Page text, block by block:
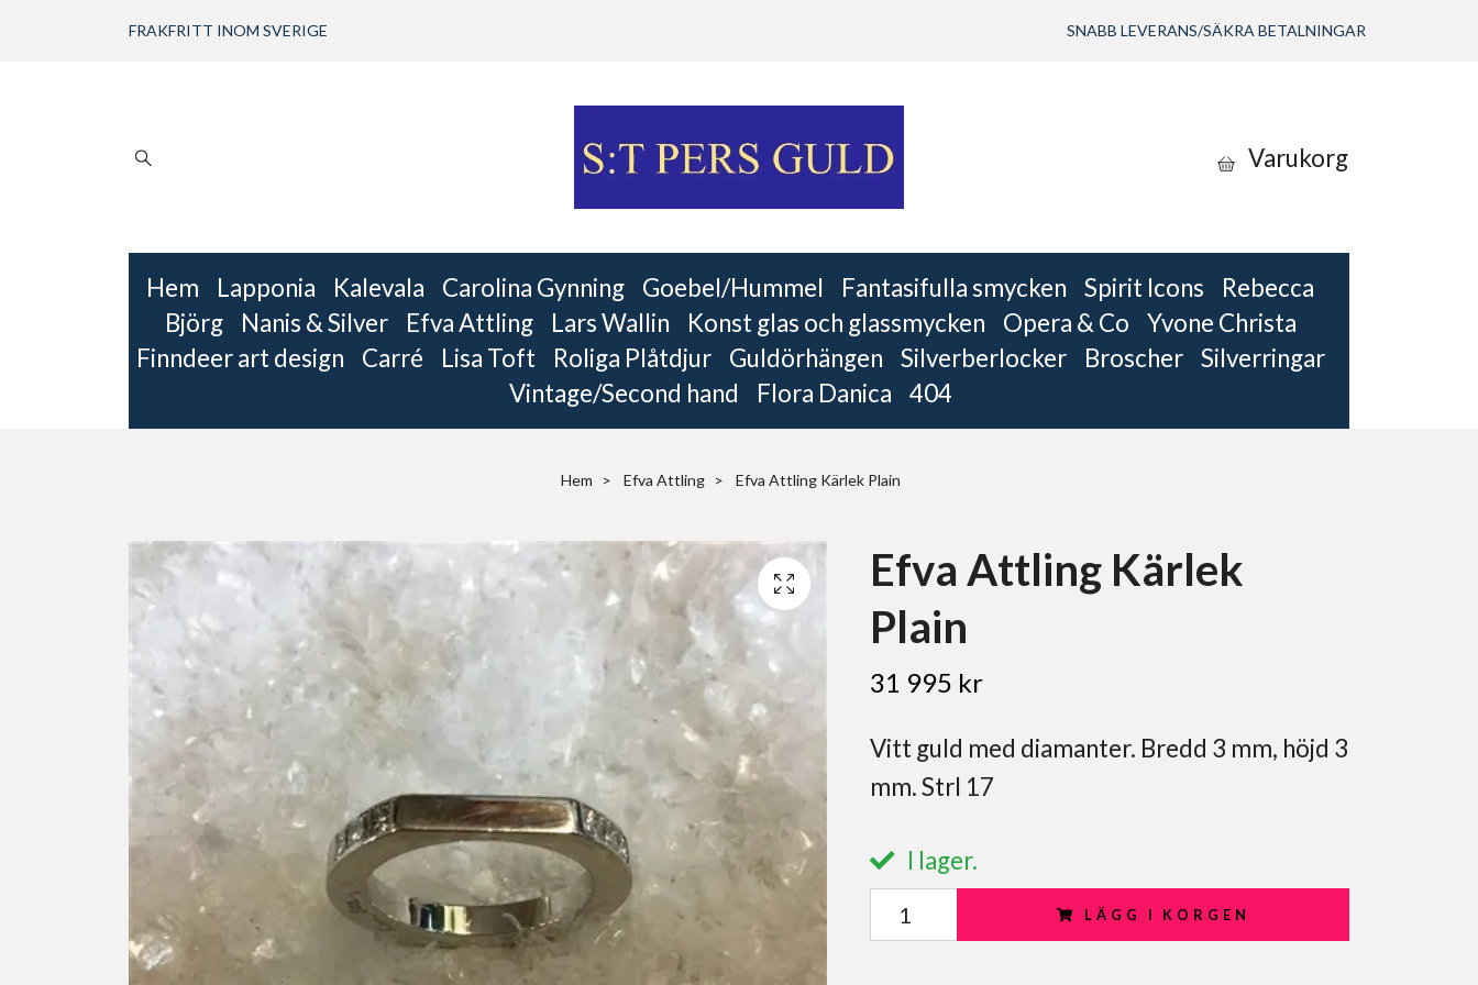
FRAKFRITT INOM SVERIGE SNABB LEVERANS/SÄKRA BETALNINGAR
Varukorg
Hem Lapponia Kalevala Carolina Gynning Goebel/Hummel Fantasifulla smycken Spirit Icons
Rebecca
Björg
Nanis & Silver Efva Attling Lars Wallin Konst glas och glassmycken Opera & Co
Yvone Christa
Finndeer art design
Carré Lisa Toft Roliga Plåtdjur Guldörhängen Silverberlocker Broscher
Silverringar
Vintage/Second hand
Flora Danica 404
Hem Efva Attling Efva Attling Kärlek Plain
Efva Attling Kärlek
Plain
31 995 kr
Vitt guld med diamanter. Bredd 3 mm, höjd 3
mm. Strl 17
I lager.
LÄGG I KORGEN